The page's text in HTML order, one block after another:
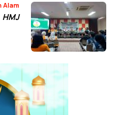
Alam